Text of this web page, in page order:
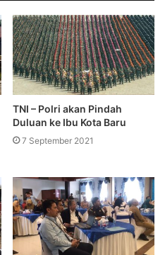
TNI – Polri akan Pindah
Duluan ke Ibu Kota Baru
7 September 2021